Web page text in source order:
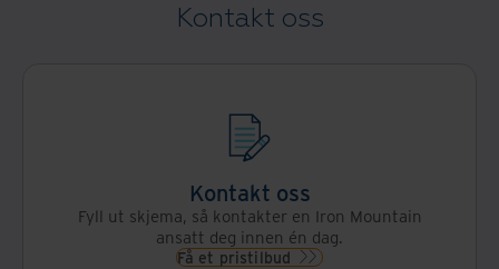
Kontakt oss
Kontakt oss
Fyll ut skjema, så kontakter en Iron Mountain
ansatt deg innen én dag.
Få et pristilbud